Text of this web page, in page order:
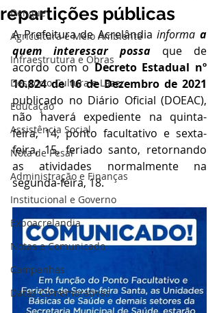
Dengue
Agricultura e Meio Ambiente
Infraestrutura e Obras
Desporto Cultura e Lazer
Educação
Assistência Social
Nota de Pesar
Administração e Finanças
Institucional e Governo
Expoacrelandia
Notas e Comunicado
Campanhas
Datas Comemorativas
repartições públicas
A Prefeitura de Acrelândia informa a
quem interessar possa que de
acordo com o Decreto Estadual nº
10.824 de 16 de Dezembro de 2021
publicado no Diário Oficial (DOEAC),
não haverá expediente na quinta-
feira, 14, ponto facultativo e sexta-
feira, 15, feriado santo, retornando
as atividades normalmente na
segunda-feira, 18.